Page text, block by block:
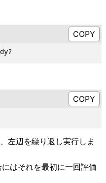
左辺を繰り返し実行しま
はそれを最初に一回評価